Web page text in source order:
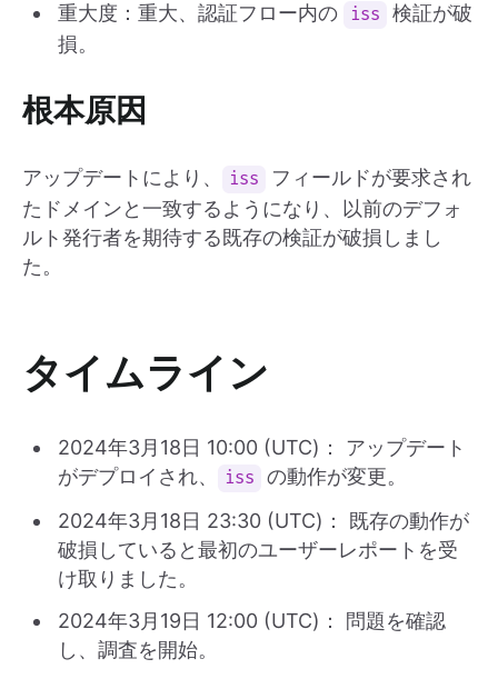
重大度：重大、認証フロー内の
iss
検証が破
損。
根本原因
アップデートにより、 iss
フィールドが要求され
たドメインと一致するようになり、以前のデフォ
ルト発行者を期待する既存の検証が破損しまし
た。
タイムライン
2024年3月18日 10:00 (UTC)： アップデート
がデプロイされ、
iss
の動作が変更。
2024年3月18日 23:30 (UTC)： 既存の動作が
破損していると最初のユーザーレポートを受
け取りました。
2024年3月19日 12:00 (UTC)： 問題を確認
し、調査を開始。